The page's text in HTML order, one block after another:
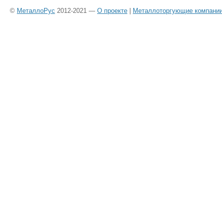
© МеталлоРус 2012-2021 — О проекте Металлоторгующие